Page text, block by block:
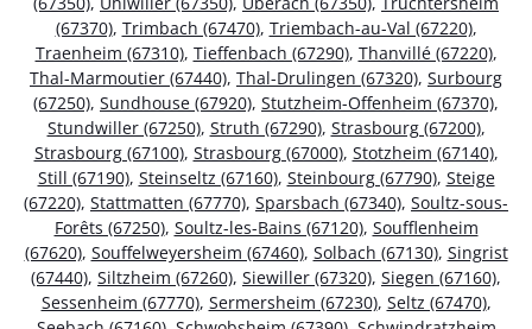
(67370), Trimbach (67470), Triembach-au-Val (67220),
Traenheim (67310), Tieffenbach (67290), Thanvillé (67220),
Thal-Marmoutier (67440), Thal-Drulingen (67320), Surbourg
(67250), Sundhouse (67920), Stutzheim-Offenheim (67370),
Stundwiller (67250), Struth (67290), Strasbourg (67200),
Strasbourg (67100), Strasbourg (67000), Stotzheim (67140),
Still (67190), Steinseltz (67160), Steinbourg (67790), Steige
(67220), Stattmatten (67770), Sparsbach (67340), Soultz-sous-
Forêts (67250), Soultz-les-Bains (67120), Soufflenheim
(67620), Souffelweyersheim (67460), Solbach (67130), Singrist
(67440), Siltzheim (67260), Siewiller (67320), Siegen (67160),
Sessenheim (67770), Sermersheim (67230), Seltz (67470),